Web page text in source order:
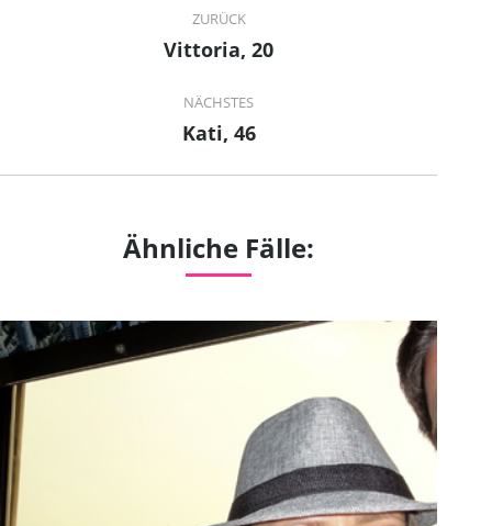
navigation
ZURÜCK
Previous
Vittoria, 20
NÄCHSTES
Next
Kati, 46
Ähnliche Fälle: